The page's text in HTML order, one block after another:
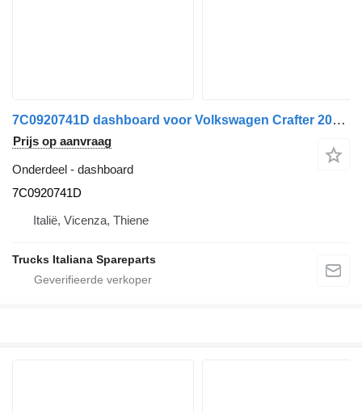
7C0920741D dashboard voor Volkswagen Crafter 2017> vrachtwagen
Prijs op aanvraag
Onderdeel - dashboard
7C0920741D
Italië, Vicenza, Thiene
Trucks Italiana Spareparts